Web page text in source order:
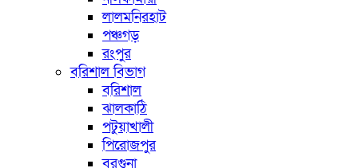
লালমনিরহাট
পঞ্চগড়
রংপুর
বরিশাল বিভাগ
বরিশাল
ঝালকাঠি
পটুয়াখালী
পিরোজপুর
বরগুনা